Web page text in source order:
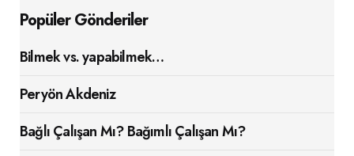
Popüler Gönderiler
Bilmek vs. yapabilmek…
Peryön Akdeniz
Bağlı Çalışan Mı? Bağımlı Çalışan Mı?